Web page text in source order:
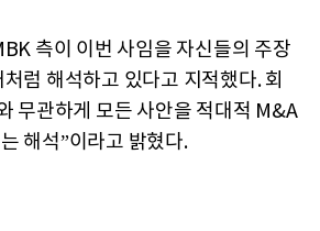
측이 이번 사임을 자신들의 주장
럼 해석하고 있다고 지적했다. 회
무관하게 모든 사안을 적대적 M&A
해석”이라고 밝혔다.